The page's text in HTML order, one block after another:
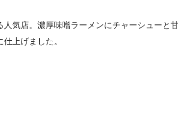
気店。濃厚味噌ラーメンにチャーシューと
上げました。